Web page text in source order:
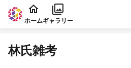
本文に飛ぶ
ホームギャラリー
林氏雑考